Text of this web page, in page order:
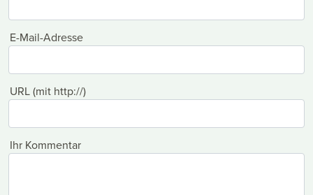
E-Mail-Adresse
URL (mit http://)
Ihr Kommentar